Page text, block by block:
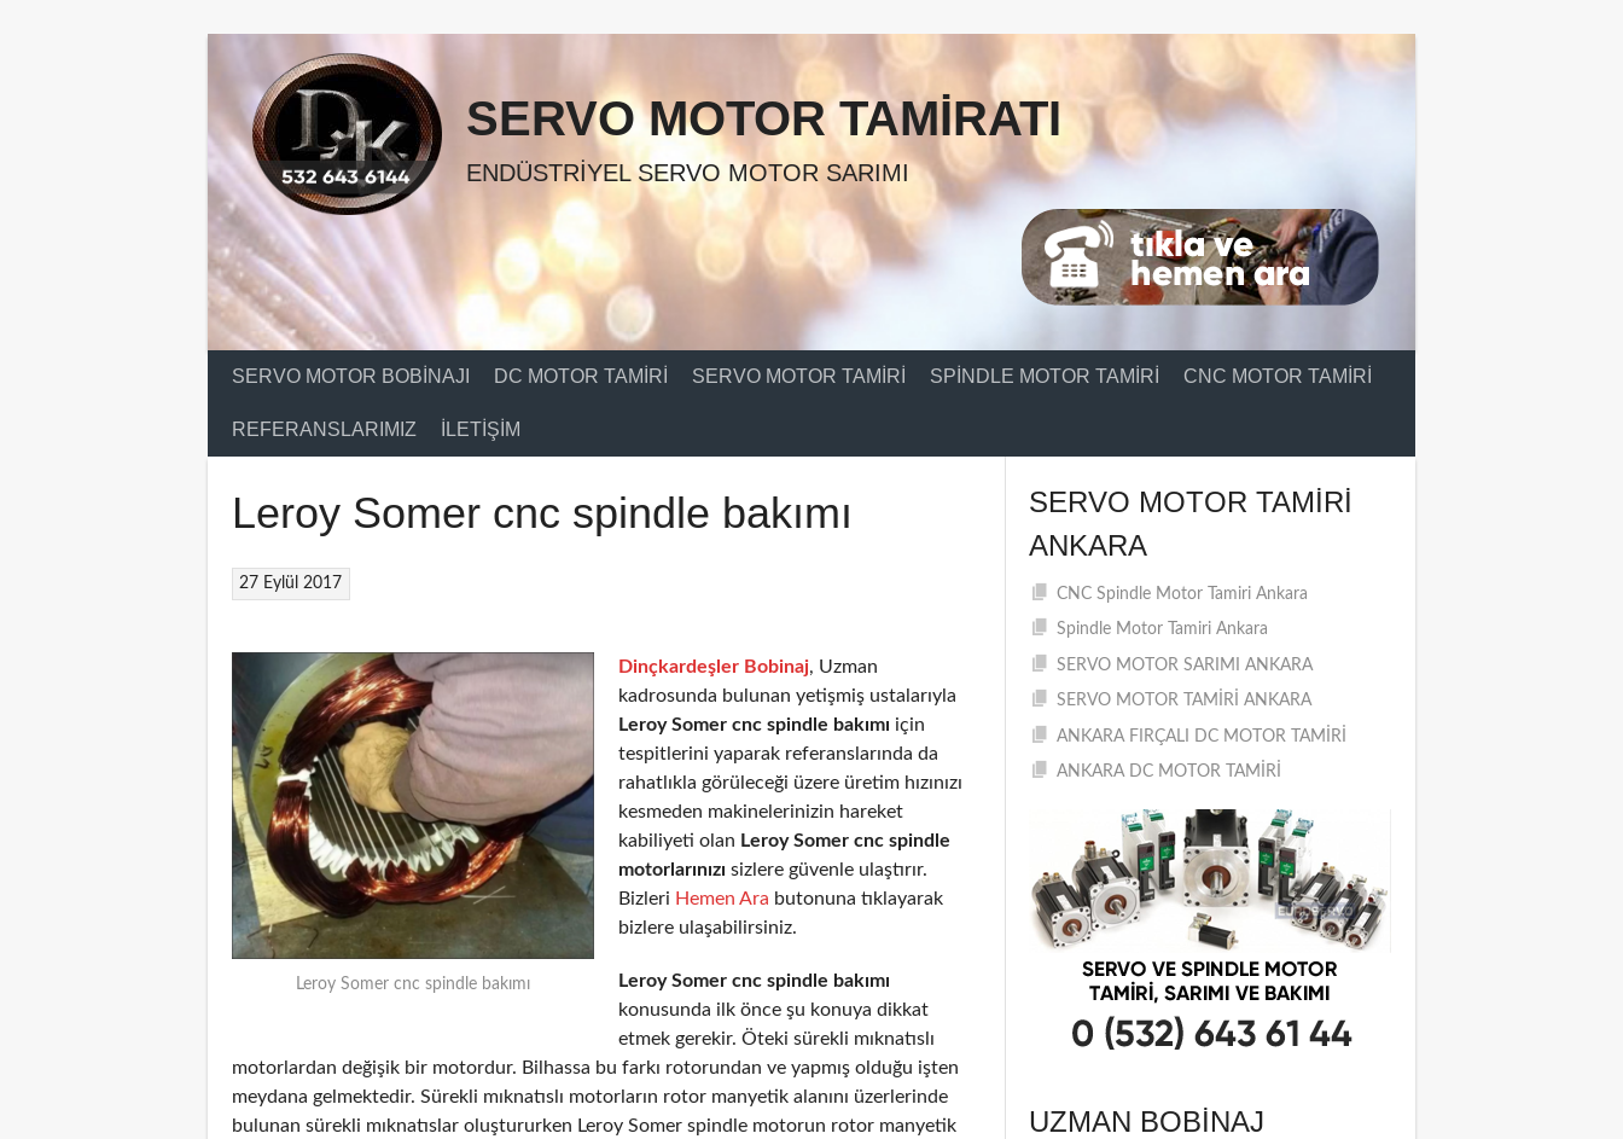
SERVO MOTOR TAMIRATI
ENDÜSTRIYEL SERVO MOTOR SARIMI
SERVO MOTOR BOBINAJI DC MOTOR TAMIRI SERVO MOTOR TAMIRI SPINDLE MOTOR TAMIRI CNC MOTOR TAMIRI
REFERANSLARIMIZ İLETIŞIM
Leroy Somer cnc spindle bakımı
27 Eylül 2017
Leroy Somer cnc spindle bakımı
Dinçkardeşler Bobinaj, Uzman
kadrosunda bulunan yetişmiş ustalarıyla
Leroy Somer cnc spindle bakımı için
tespitlerini yaparak referanslarında da
rahatlıkla görüleceği üzere üretim hızınızı
kesmeden makinelerinizin hareket
kabiliyeti olan Leroy Somer cnc spindle
motorlarınızı sizlere güvenle ulaştırır.
Bizleri Hemen Ara butonuna tıklayarak
bizlere ulaşabilirsiniz.
Leroy Somer cnc spindle bakımı
konusunda ilk önce şu konuya dikkat
etmek gerekir. Öteki sürekli mıknatıslı
motorlardan değişik bir motordur. Bilhassa bu farkı rotorundan ve yapmış olduğu işten
meydana gelmektedir. Sürekli mıknatıslı motorların rotor manyetik alanını üzerlerinde
bulunan sürekli mıknatıslar oluştururken Leroy Somer spindle motorun rotor manyetik
SERVO MOTOR TAMIRI
ANKARA
CNC Spindle Motor Tamiri Ankara
Spindle Motor Tamiri Ankara
SERVO MOTOR SARIMI ANKARA
SERVO MOTOR TAMİRİ ANKARA
ANKARA FIRÇALI DC MOTOR TAMİRİ
ANKARA DC MOTOR TAMİRİ
UZMAN BOBINAJ